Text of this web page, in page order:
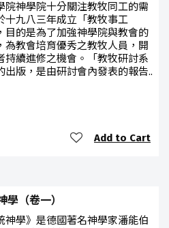
院神學院十分關注教牧同工的需
十九八三年成立「教牧事工
目的是為了加強神學院與教會的
為教會培育優秀之教牧人員，開
持續進修之機會。「教牧研討系
出版，是由研討會內發表的報告..
Add to Cart
學（卷一）
神學》是德國著名神學家潘能伯